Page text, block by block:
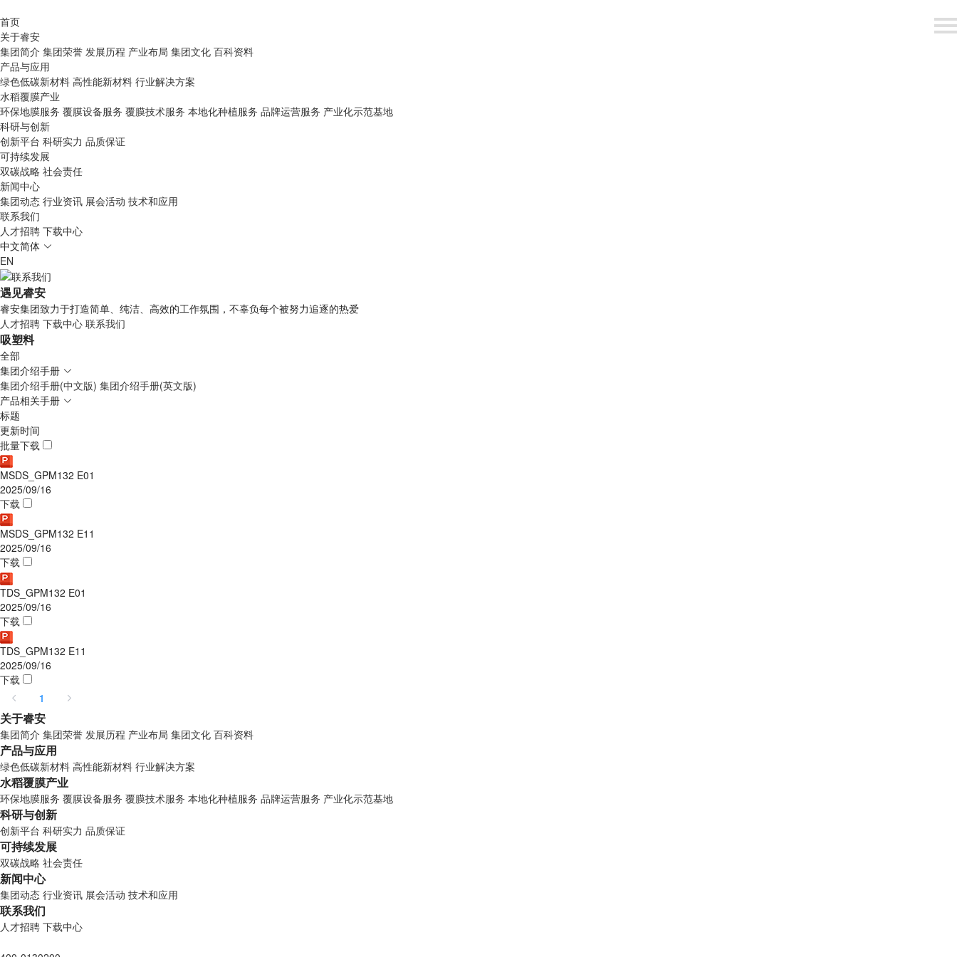
首页
关于睿安
集团简介 集团荣誉 发展历程 产业布局 集团文化 百科资料
产品与应用
绿色低碳新材料 高性能新材料 行业解决方案
水稻覆膜产业
环保地膜服务 覆膜设备服务 覆膜技术服务 本地化种植服务 品牌运营服务 产业化示范基地
科研与创新
创新平台 科研实力 品质保证
可持续发展
双碳战略 社会责任
新闻中心
集团动态 行业资讯 展会活动 技术和应用
联系我们
人才招聘 下载中心
中文简体
EN
遇见睿安
睿安集团致力于打造简单、纯洁、高效的工作氛围，不辜负每个被努力追逐的热爱
人才招聘 下载中心 联系我们
吸塑料
全部
集团介绍手册
集团介绍手册(中文版) 集团介绍手册(英文版)
产品相关手册
标题
更新时间
批量下载
MSDS_GPM132 E01
2025/09/16
下载
MSDS_GPM132 E11
2025/09/16
下载
TDS_GPM132 E01
2025/09/16
下载
TDS_GPM132 E11
2025/09/16
下载
1
关于睿安
集团简介 集团荣誉 发展历程 产业布局 集团文化 百科资料
产品与应用
绿色低碳新材料 高性能新材料 行业解决方案
水稻覆膜产业
环保地膜服务 覆膜设备服务 覆膜技术服务 本地化种植服务 品牌运营服务 产业化示范基地
科研与创新
创新平台 科研实力 品质保证
可持续发展
双碳战略 社会责任
新闻中心
集团动态 行业资讯 展会活动 技术和应用
联系我们
人才招聘 下载中心